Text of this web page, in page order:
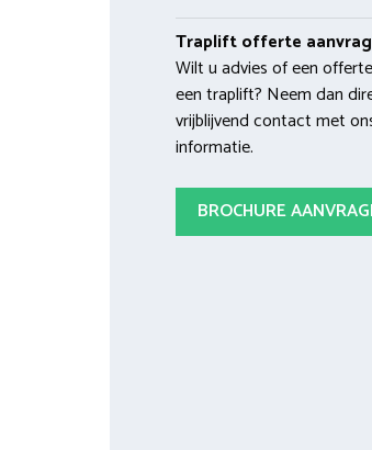
Traplift offerte
Wilt u advies of een
een traplift? Neem dan
vrijblijvend contact met
informatie.
BROCHURE